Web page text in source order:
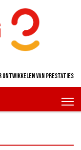
ontwikkelen van prestaties